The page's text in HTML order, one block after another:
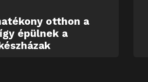
otthon a
épülnek a